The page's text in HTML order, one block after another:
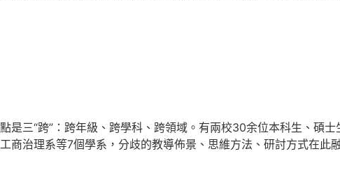
是三“跨”：跨年級、跨學科、跨領域。有兩校30余位本科生、碩
商治理系等7個學系，分歧的教導佈景、思維方法、研討方式在此